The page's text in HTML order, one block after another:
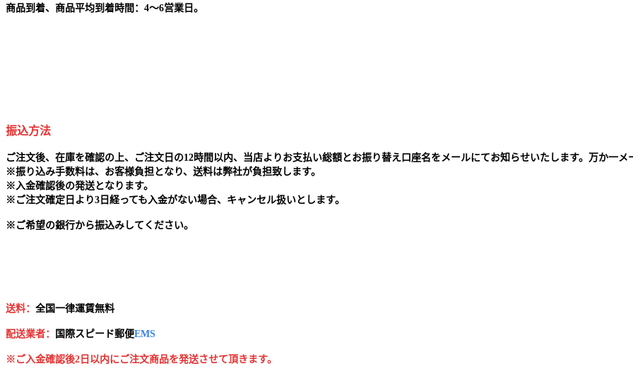
商品到着、商品平均到着時間：4～6営業日。
振込方法
ご注文後、在庫を確認の上、ご注文日の12時間以内、当店よりお支払い総額とお振り替え口座名をメールにてお知らせいたします。万か一メ
※振り込み手数料は、お客様負担となり、送料は弊社が負担致します。
※ 入金確認後の発送となります。
※ ご注文確定日より3日経っても入金がない場合、キャンセル扱いとします。
※ ご希望の銀行から振込みしてください。
送料： 全国一律運賃無料
配送業者： 国 際スピード郵便EMS
※ご入金確認後2日以内にご注文商品を発送させて頂きます。